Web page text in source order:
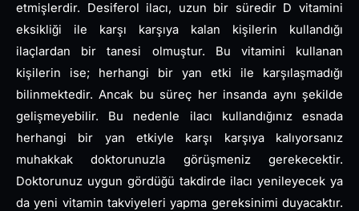
etmişlerdir. Desiferol ilacı, uzun bir süredir D vitamini
eksikliği ile karşı karşıya kalan kişilerin kullandığı
ilaçlardan bir tanesi olmuştur. Bu vitamini kullanan
kişilerin ise; herhangi bir yan etki ile karşılaşmadığı
bilinmektedir. Ancak bu süreç her insanda aynı şekilde
gelişmeyebilir. Bu nedenle ilacı kullandığınız esnada
herhangi bir yan etkiyle karşı karşıya kalıyorsanız
muhakkak doktorunuzla görüşmeniz gerekecektir.
Doktorunuz uygun gördüğü takdirde ilacı yenileyecek ya
da yeni vitamin takviyeleri yapma gereksinimi duyacaktır.